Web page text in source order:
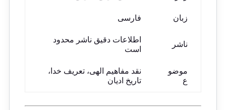
زبان فارسی
ناشر
اطلاعات دقیق ناشر محدود
است
موضو
ع
نقد مفاهیم الهی، تعریف خدا،
تاریخ ادیان